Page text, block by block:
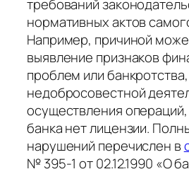
требований
нормативных актов
Например, причиной
выявление признаков
проблем или банкротства,
недобросовестной
осуществления
банка нет лицензии.
нарушений перечислен в
№ 395-1 от 02.12.1990 «О